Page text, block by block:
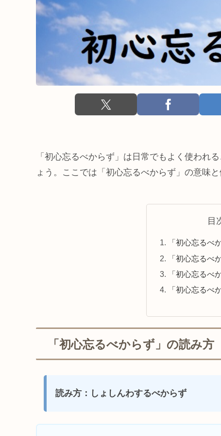
「初心忘るべからず」は日常でもよく使われ
ょう。ここでは「初心忘るべからず」の意味
目
「初心忘るべ
「初心忘るべ
「初心忘るべ
「初心忘るべ
「初心忘るべからず」の読み方
読み方：しょしんわするべからず